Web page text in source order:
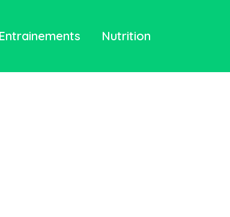
Entrainements Nutrition